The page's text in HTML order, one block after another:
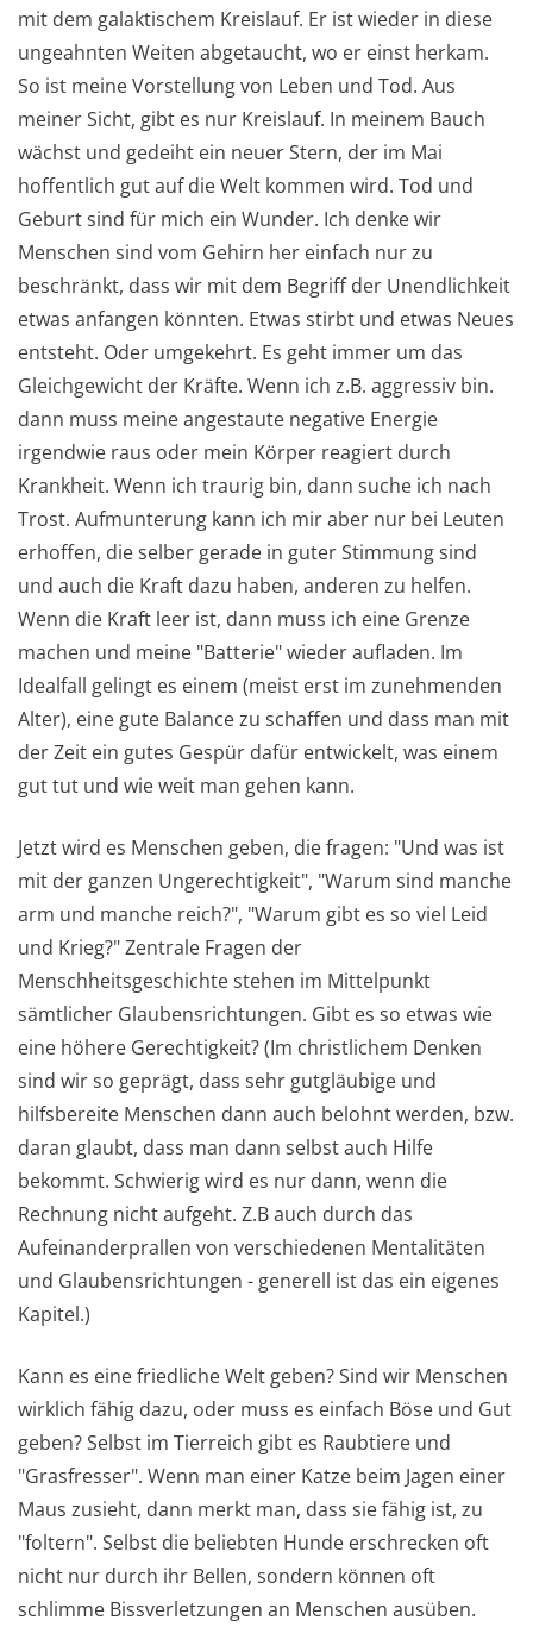
mit dem galaktischem Kreislauf. Er ist wieder in diese
ungeahnten Weiten abgetaucht, wo er einst herkam.
So ist meine Vorstellung von Leben und Tod. Aus
meiner Sicht, gibt es nur Kreislauf. In meinem Bauch
wächst und gedeiht ein neuer Stern, der im Mai
hoffentlich gut auf die Welt kommen wird. Tod und
Geburt sind für mich ein Wunder. Ich denke wir
Menschen sind vom Gehirn her einfach nur zu
beschränkt, dass wir mit dem Begriff der Unendlichkeit
etwas anfangen könnten. Etwas stirbt und etwas Neues
entsteht. Oder umgekehrt. Es geht immer um das
Gleichgewicht der Kräfte. Wenn ich z.B. aggressiv bin.
dann muss meine angestaute negative Energie
irgendwie raus oder mein Körper reagiert durch
Krankheit. Wenn ich traurig bin, dann suche ich nach
Trost. Aufmunterung kann ich mir aber nur bei Leuten
erhoffen, die selber gerade in guter Stimmung sind
und auch die Kraft dazu haben, anderen zu helfen.
Wenn die Kraft leer ist, dann muss ich eine Grenze
machen und meine "Batterie" wieder aufladen. Im
Idealfall gelingt es einem (meist erst im zunehmenden
Alter), eine gute Balance zu schaffen und dass man mit
der Zeit ein gutes Gespür dafür entwickelt, was einem
gut tut und wie weit man gehen kann.
Jetzt wird es Menschen geben, die fragen: "Und was ist
mit der ganzen Ungerechtigkeit", "Warum sind manche
arm und manche reich?", "Warum gibt es so viel Leid
und Krieg?" Zentrale Fragen der
Menschheitsgeschichte stehen im Mittelpunkt
sämtlicher Glaubensrichtungen. Gibt es so etwas wie
eine höhere Gerechtigkeit? (Im christlichem Denken
sind wir so geprägt, dass sehr gutgläubige und
hilfsbereite Menschen dann auch belohnt werden, bzw.
daran glaubt, dass man dann selbst auch Hilfe
bekommt. Schwierig wird es nur dann, wenn die
Rechnung nicht aufgeht. Z.B auch durch das
Aufeinanderprallen von verschiedenen Mentalitäten
und Glaubensrichtungen - generell ist das ein eigenes
Kapitel.)
Kann es eine friedliche Welt geben? Sind wir Menschen
wirklich fähig dazu, oder muss es einfach Böse und Gut
geben? Selbst im Tierreich gibt es Raubtiere und
"Grasfresser". Wenn man einer Katze beim Jagen einer
Maus zusieht, dann merkt man, dass sie fähig ist, zu
"foltern". Selbst die beliebten Hunde erschrecken oft
nicht nur durch ihr Bellen, sondern können oft
schlimme Bissverletzungen an Menschen ausüben.